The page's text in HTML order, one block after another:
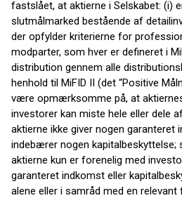
fastslået, at aktierne i Selskabet: (i)
slutmålmarked bestående af
der opfylder kriterierne for
modparter, som hver er defineret i
distribution gennem alle
henhold til MiFID II (det “Positive
være opmærksomme på, at
investorer kan miste hele eller dele
aktierne ikke giver nogen garanteret
indebærer nogen kapitalbeskyttelse;
aktierne kun er forenelig med
garanteret indkomst eller
alene eller i samråd med en relevant